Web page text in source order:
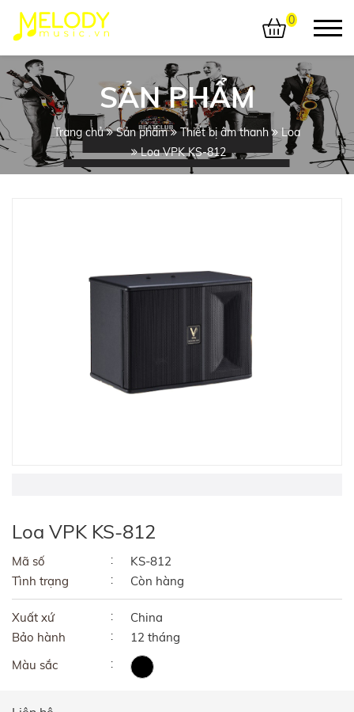
0
SẢN PHẨM
Trang chủ Sản phẩm Thiết bị âm thanh
Loa
Loa VPK KS-812
Loa VPK KS-812
Mã số
KS-812
Tình trạng
Còn hàng
Xuất xứ
China
Bảo hành
12 tháng
Màu sắc